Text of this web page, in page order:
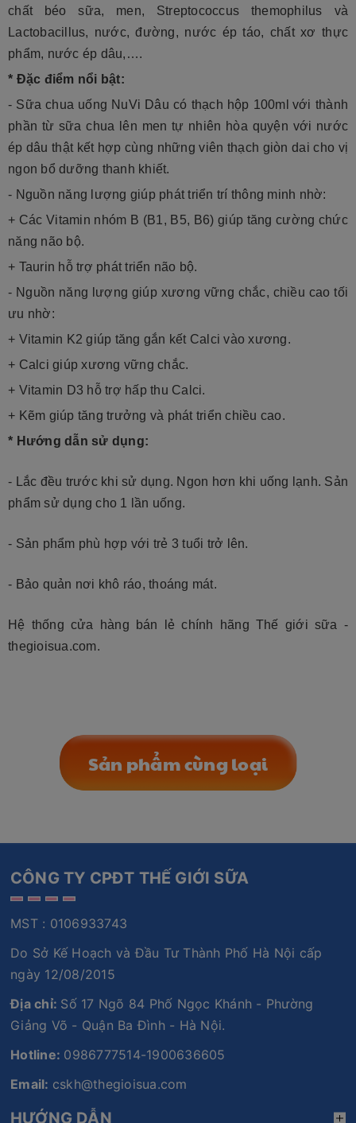
chất béo sữa, men, Streptococcus themophilus và
Lactobacillus, nước, đường, nước ép táo, chất xơ thực
phẩm, nước ép dâu,….
* Đặc điểm nổi bật:
- Sữa chua uống NuVi Dâu có thạch hộp 100ml với thành
phần từ sữa chua lên men tự nhiên hòa quyện với nước
ép dâu thật kết hợp cùng những viên thạch giòn dai cho vị
ngon bổ dưỡng thanh khiết.
- Nguồn năng lượng giúp phát triển trí thông minh nhờ:
+ Các Vitamin nhóm B (B1, B5, B6) giúp tăng cường chức
năng não bộ.
+ Taurin hỗ trợ phát triển não bộ.
- Nguồn năng lượng giúp xương vững chắc, chiều cao tối
ưu nhờ:
+ Vitamin K2 giúp tăng gắn kết Calci vào xương.
+ Calci giúp xương vững chắc.
+ Vitamin D3 hỗ trợ hấp thu Calci.
+ Kẽm giúp tăng trưởng và phát triển chiều cao.
* Hướng dẫn sử dụng:
- Lắc đều trước khi sử dụng. Ngon hơn khi uống lạnh. Sản
phẩm sử dụng cho 1 lần uống.
- Sản phẩm phù hợp với trẻ 3 tuổi trở lên.
- Bảo quản nơi khô ráo, thoáng mát.
Hệ thống cửa hàng bán lẻ chính hãng Thế giới sữa -
thegioisua.com.
Sản phẩm cùng loại
CÔNG TY CPĐT THẾ GIỚI SỮA
MST : 0106933743
Do Sở Kế Hoạch và Đầu Tư Thành Phố Hà Nội cấp
ngày 12/08/2015
Địa chỉ: Số 17 Ngõ 84 Phố Ngọc Khánh - Phường
Giảng Võ - Quận Ba Đình - Hà Nội.
Hotline: 0986777514-1900636605
Email: cskh@thegioisua.com
HƯỚNG DẪN